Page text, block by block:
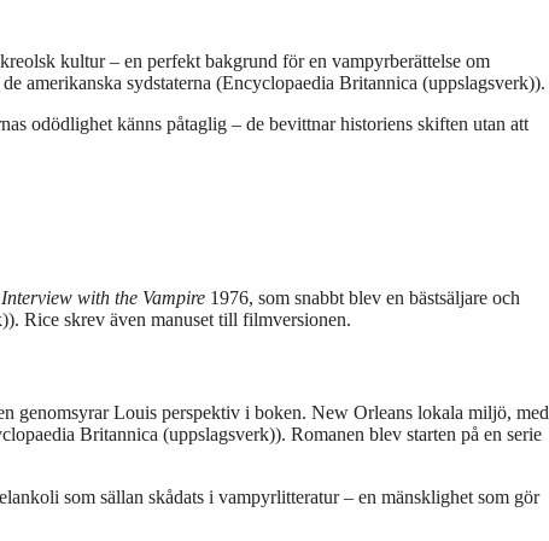
kultur – en perfekt bakgrund för en vampyrberättelse om
amerikanska sydstaterna (Encyclopaedia Britannica (uppslagsverk)).
odödlighet känns påtaglig – de bevittnar historiens skiften utan att
Interview with the Vampire 1976, som snabbt blev en bästsäljare och
Rice skrev även manuset till filmversionen.
genomsyrar Louis perspektiv i boken. New Orleans lokala miljö, med
Britannica (uppslagsverk)). Romanen blev starten på en serie
som sällan skådats i vampyrlitteratur – en mänsklighet som gör